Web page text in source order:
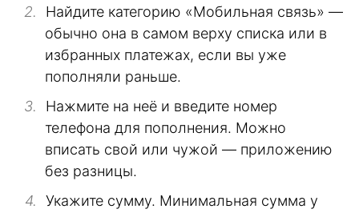
Найдите категорию «Мобильная связь» —
обычно она в самом верху списка или в
избранных платежах, если вы уже
пополняли раньше.
Нажмите на неё и введите номер
телефона для пополнения. Можно
вписать свой или чужой — приложению
без разницы.
Укажите сумму. Минимальная сумма у